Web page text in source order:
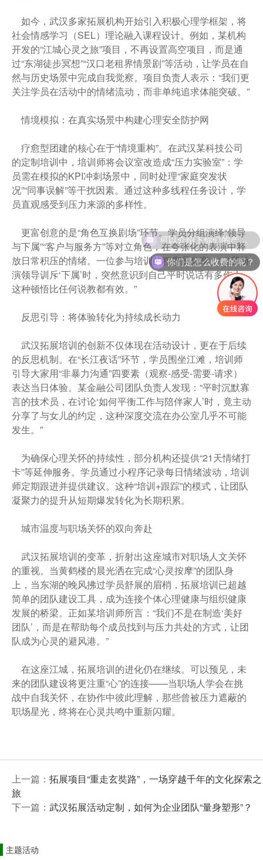
如今，武汉多家拓展机构开始引入积极心理学框架，将
社会情感学习（SEL）理论融入课程设计。例如，某机构
开发的“江城心灵之旅”项目，不再设置高空项目，而是通
过“东湖徒步冥想”“汉口老租界情景剧”等活动，让学员在自
然与历史场景中完成自我觉察。项目负责人表示：“我们更
关注学员在活动中的情绪流动，而非单纯追求体能突破。”
情境模拟：在真实场景中构建心理安全防护网
疗愈型团建的核心在于“情境重构”。在武汉某科技公司
的定制培训中，培训师将会议室改造成“压力实验室”：学
员需在模拟的KPI冲刺场景中，同时处理“家庭突发状
况”“同事误解”等干扰因素。通过这种多线程任务设计，学
员直观感受到压力来源的多样性。
更富创意的是“角色互换剧场”环节。学员分组演绎“领导
与下属”“客户与服务方”等对立角色，在夸张化的表演中释
放日常积压的情绪。一位参与培训的程序员分享：“当我扮
演领导训斥‘下属’时，突然意识到自己平时说话有多伤人，
这种顿悟比任何说教都有效。”
反思引导：将体验转化为持续成长动力
武汉拓展培训的创新不仅体现在活动设计，更在于后续
的反思机制。在“长江夜话”环节，学员围坐江滩，培训师
引导大家用“非暴力沟通”四要素（观察-感受-需要-请求）
表达当日体验。某金融公司团队负责人发现：“平时沉默寡
言的技术员，在讨论‘如何平衡工作与陪伴家人’时，竟主动
分享了与女儿的约定，这种深度交流在办公室几乎不可能
发生。”
为确保心理关怀的持续性，部分机构还提供“21天情绪打
卡”等延伸服务。学员通过小程序记录每日情绪波动，培训
师定期跟进并提供建议。这种“培训+跟踪”的模式，让团队
凝聚力的提升从短期爆发转化为长期积累。
城市温度与职场关怀的双向奔赴
武汉拓展培训的变革，折射出这座城市对职场人文关怀
的重视。当黄鹤楼的晨光洒在完成“心灵按摩”的团队身
上，当东湖的晚风拂过学员舒展的眉梢，拓展培训已超越
简单的团队建设工具，成为连接个体心理健康与组织健康
发展的桥梁。正如某培训师所言：“我们不是在制造‘美好
团队’，而是在帮助每个成员找到与压力共处的方式，让团
队成为心灵的避风港。”
在这座江城，拓展培训的进化仍在继续。可以预见，未
来的团队建设将更注重“心”的连接——当职场人学会在挑
战中自我关怀，在协作中彼此理解，那些曾被压力遮蔽的
职场星光，终将在心灵共鸣中重新闪耀。
上一篇： 拓展项目“重走玄奘路”，一场穿越千年的文化探索之
旅
下一篇： 武汉拓展活动定制，如何为企业团队“量身塑形”？
主题活动
可以介绍下你们的产品么？
你们是怎么收费的呢？